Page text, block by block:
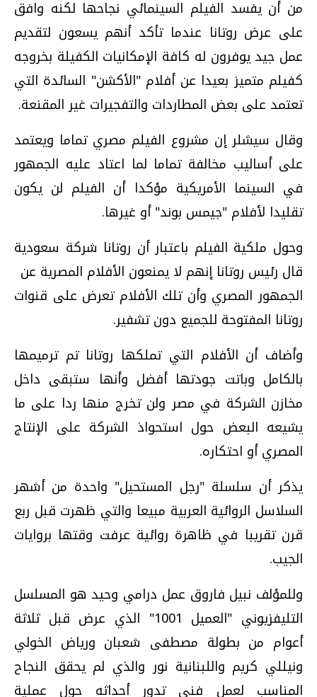
من أن يفسد الفيلم السينمائي نجاحها لكنه وافق
على عرض روتانا عندما تأكد أنهم يسعون لتقديم
عمل جيد يوفرون له كافة الإمكانيات الكفيلة بخروجه
كفيلم متميز بعيدا عن أفلام "الأكشن" السائدة التي
تعتمد على بعض المطاردات والتفجيرات غير المقنعة.
وقال سيشلر إن مشروع الفيلم مصري تماما ويعتمد
على أساليب مخالفة تماما لما اعتاد عليه الجمهور
في السينما الأمريكية مؤكدا أن الفيلم لن يكون
تقليدا لأفلام "جيمس بوند" أو غيرها.
وحول ملكية الفيلم باعتبار أن روتانا شركة سعودية
قال رئيس روتانا إنهم لا يمنعون الأفلام المصرية عن
الجمهور المصري وأن تلك الأفلام تعرض على قنوات
روتانا المفتوحة للجميع دون تشفير.
وأضاف أن الأفلام التي تملكها روتانا تم ترميمها
بالكامل وباتت جودتها أفضل وأنها ستبقى داخل
مخازن الشركة في مصر ولن تخرج منها ردا على ما
يشيعه البعض حول استحواذ الشركة على الإنتاج
المصري أو احتكاره.
يذكر أن سلسلة "رجل المستحيل" واحدة من أشهر
السلاسل الروائية العربية مبيعا والتي ظهرت قبل ربع
قرن تقريبا في ظاهرة روائية عرفت وقتها بروايات
الجيب.
وللمؤلف نبيل فاروق عمل درامي وحيد هو المسلسل
التليفزيوني "العميل 1001" الذي عرض قبل ثلاثة
أعوام من بطولة مصطفى شعبان ورياض الخولي
ونيللي كريم واللبنانية نور والذي لم يحقق النجاح
المناسب لعمل فني تدور أحداثه حول عملية